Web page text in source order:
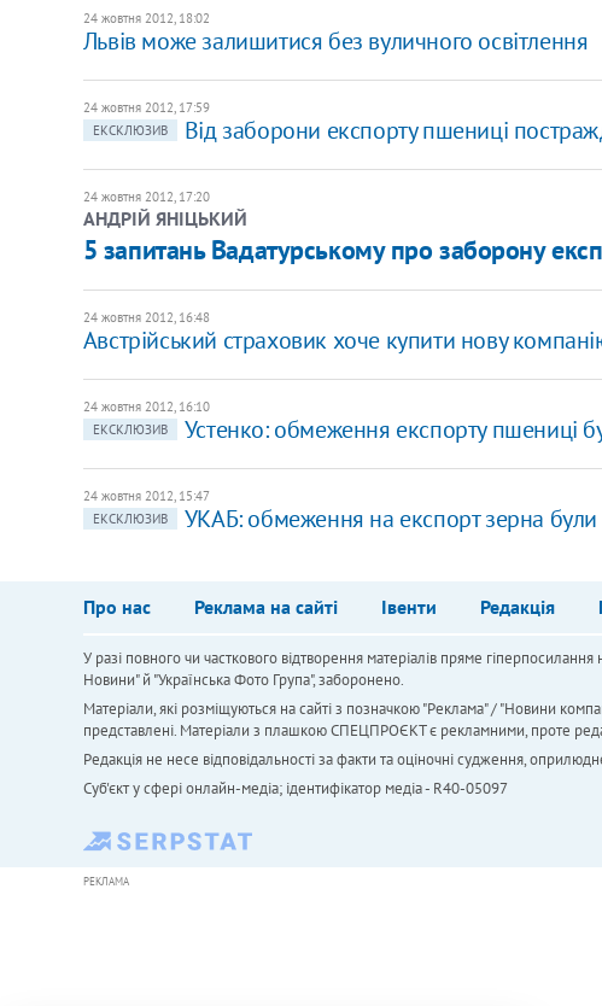
24 жовтня 2012, 18:02
Львів може залишитися без вуличного освітлення
24 жовтня 2012, 17:59
ЕКСКЛЮЗИВ
Від заборони експорту пшениці
24 жовтня 2012, 17:20
АНДРІЙ ЯНІЦЬКИЙ
5 запитань Вадатурському про заборону
24 жовтня 2012, 16:48
Австрійський страховик хоче купити нову
24 жовтня 2012, 16:10
ЕКСКЛЮЗИВ
Устенко: обмеження експорту пшениці
24 жовтня 2012, 15:47
ЕКСКЛЮЗИВ
УКАБ: обмеження на експорт зерна були
Про нас Реклама на сайті Івенти Редакція
У разі повного чи часткового відтворення матеріалів пряме
Новини" й "Українська Фото Група", заборонено.
Матеріали, які розміщуються на сайті з позначкою "Реклама" / "Новини
представлені. Матеріали з плашкою СПЕЦПРОЄКТ є рекламними, проте
Редакція не несе відповідальності за факти та оціночні судження,
Cуб'єкт у сфері онлайн-медіа; ідентифікатор медіа - R40-05097
РЕКЛАМА